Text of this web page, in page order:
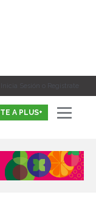
Inicia Sesión o Registrate
A PLUS+